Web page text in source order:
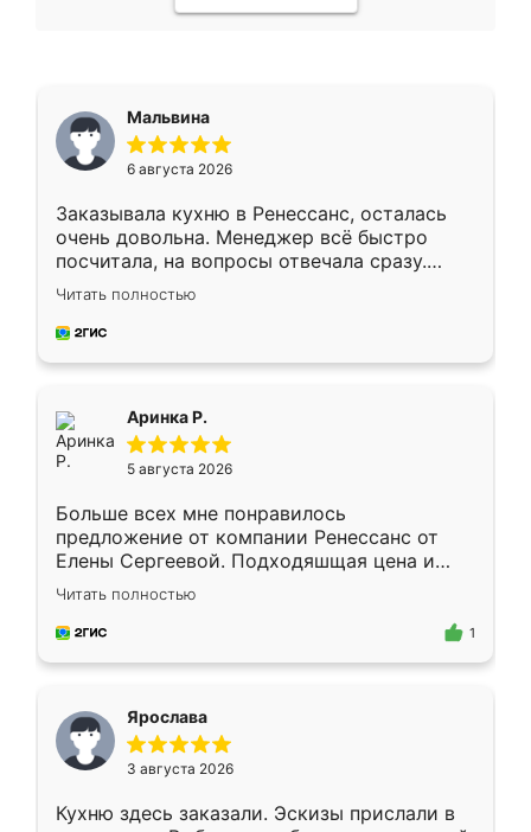
Мальвина
6 августа 2026
Заказывала кухню в Ренессанс, осталась
очень довольна. Менеджер всё быстро
посчитала, на вопросы отвечала сразу.
Замерщик приехал в субботу, подошёл к
делу со всей ответственностью. Собрали
за день, ребята работали аккуратно, даже
Читать полностью
Аринка Р.
5 августа 2026
Больше всех мне понравилось
предложение от компании Ренессанс от
Елены Сергеевой. Подходяшщая цена и
короткие сроки изготовления. Приехавший
для замера сотрудник Владислав
предложил по моему эскизу самый
Читать полностью
1
Ярослава
3 августа 2026
Кухню здесь заказали. Эскизы прислали в